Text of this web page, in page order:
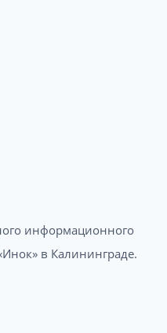
информационного
в Калининграде​.